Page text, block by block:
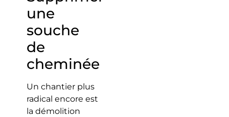
une
souche
de
cheminée
Un chantier plus
radical encore est
la démolition